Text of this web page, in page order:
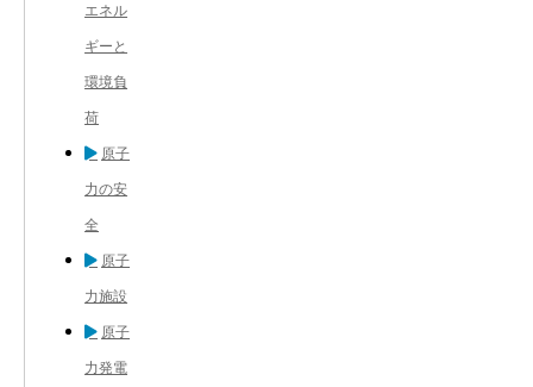
エネル
ギーと
環境負
荷
原子
力の安
全
原子
力施設
原子
力発電